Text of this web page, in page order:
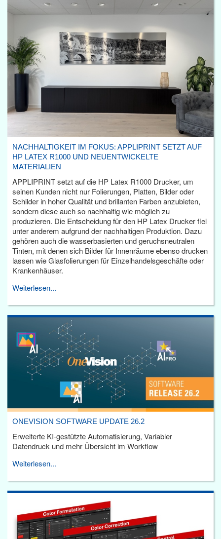
NACHHALTIGKEIT IM FOKUS: APPLIPRINT SETZT AUF
HP LATEX R1000 UND NEUENTWICKELTE
MATERIALIEN
APPLIPRINT setzt auf die HP Latex R1000 Drucker, um
seinen Kunden nicht nur Folierungen, Platten, Bilder oder
Schilder in hoher Qualität und brillanten Farben anzubieten,
sondern diese auch so nachhaltig wie möglich zu
produzieren. Die Entscheidung für den HP Latex Drucker fiel
unter anderem aufgrund der nachhaltigen Produktion. Dazu
gehören auch die wasserbasierten und geruchsneutralen
Tinten, mit denen sich Bilder für Innenräume ebenso drucken
lassen wie Glasfolierungen für Einzelhandelsgeschäfte oder
Krankenhäuser.
Weiterlesen...
ONEVISION SOFTWARE UPDATE 26.2
Erweiterte KI-gestützte Automatisierung, Variabler
Datendruck und mehr Übersicht im Workflow
Weiterlesen...